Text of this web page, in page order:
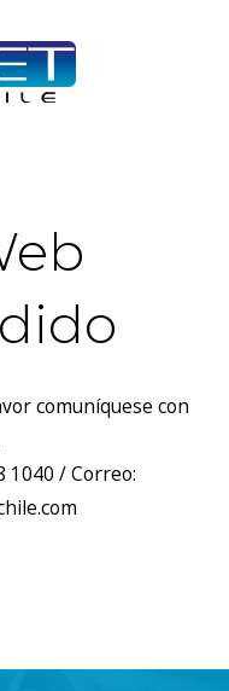
comuníquese con
1040 / Correo: